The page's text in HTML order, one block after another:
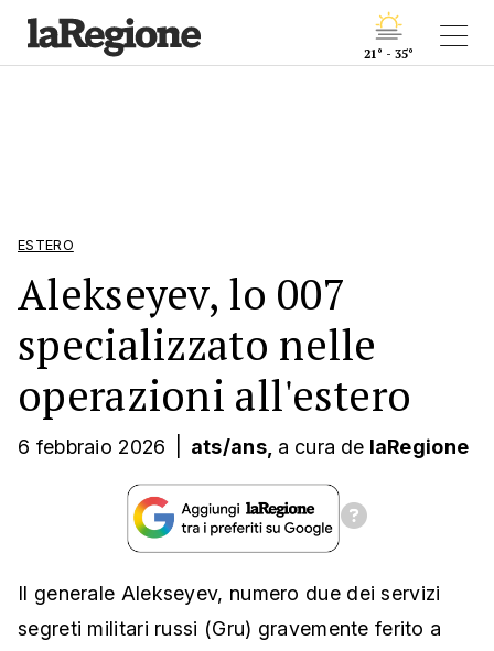
21° - 35°
ESTERO
Alekseyev, lo 007
specializzato nelle
operazioni all'estero
6 febbraio 2026 ats/ans, a cura de laRegione
Il generale Alekseyev, numero due dei servizi
segreti militari russi (Gru) gravemente ferito a